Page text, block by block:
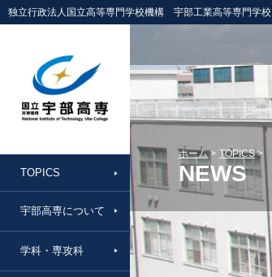
独立行政法人国立高等専門学校機構 宇部工業高等専門学校
TOPICS
宇部高専について
学科・専攻科
ホーム TOPICS
NEWS